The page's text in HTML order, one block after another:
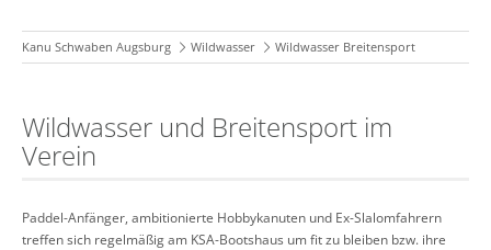
Kanu Schwaben Augsburg Wildwasser Wildwasser Breitensport
Wildwasser und Breitensport im
Verein
Paddel-Anfänger, ambitionierte Hobbykanuten und Ex-Slalomfahrern
treffen sich regelmäßig am KSA-Bootshaus um fit zu bleiben bzw. ihre